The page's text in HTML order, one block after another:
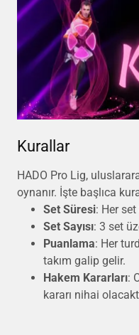
Kurallar
HADO Pro Lig,
oynanır. İşte başlıca
Set Süresi: Her
Set Sayısı: 3 set
Puanlama: Her
takım galip gelir.
Hakem Kararları:
kararı nihai